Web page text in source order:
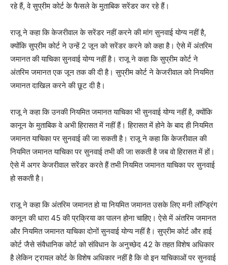
रहे हैं, वे सुप्रीम कोर्ट के फैसले के मुताबिक सरेंडर कर रहे हैं।
राजू ने कहा कि केजरीवाल के सरेंडर नहीं करने की मांग सुनवाई योग्य नहीं है,
क्योंकि सुप्रीम कोर्ट ने उन्हें 2 जून को सरेंडर करने को कहा है। ऐसे में अंतरिम
जमानत की याचिका सुनवाई योग्य नहीं है। राजू ने कहा कि सुप्रीम कोर्ट ने
अंतरिम जमानत एक जून तक की दी है। सुप्रीम कोर्ट ने केजरीवाल को नियमित
जमानत दाखिल करने की छूट दी है।
राजू ने कहा कि उनकी नियमित जमानत याचिका भी सुनवाई योग्य नहीं है, क्योंकि
कानून के मुताबिक वे अभी हिरासत में नहीं हैं। हिरासत में होने के बाद ही नियमित
जमानत याचिका पर सुनवाई की जा सकती है। राजू ने कहा कि केजरीवाल की
नियमित जमानत याचिका पर सुनवाई तभी की जा सकती है जब वो हिरासत में हों।
ऐसे में अगर केजरीवाल सरेंडर करते हैं तभी नियमित जमानत याचिका पर सुनवाई
हो सकती है।
राजू ने कहा कि अंतरिम जमानत हो या नियमित जमानत उसके लिए मनी लॉन्ड्रिंग
कानून की धारा 45 की प्रक्रिया का पालन होना चाहिए। ऐसे में अंतरिम जमानत
और नियमित जमानत याचिका दोनों सुनवाई योग्य नहीं है। सुप्रीम कोर्ट और हाई
कोर्ट जैसे संवैधानिक कोर्ट को संविधान के अनुच्छेद 42 के तहत विशेष अधिकार
है लेकिन ट्रायल कोर्ट के विशेष अधिकार नहीं है कि वो इन याचिकाओं पर सुनवाई